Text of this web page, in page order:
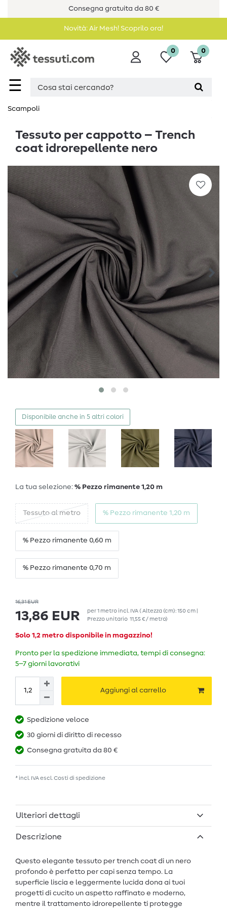
Consegna gratuita da 80 €
Novità: Air Mesh! Scoprilo ora!
☰
0 0
Scampoli
Tessuto per cappotto – Trench
coat idrorepellente nero
Disponibile anche in 5 altri colori
La tua selezione: % Pezzo rimanente 1,20 m
Tessuto al metro % Pezzo rimanente 1,20 m
% Pezzo rimanente 0,60 m
% Pezzo rimanente 0,70 m
16,31 EUR
13,86 EUR per1 metroincl. IVA( Altezza (cm): 150 cm |
Prezzo unitario 11,55 € / metro)
Solo 1,2 metro disponibile in magazzino!
Pronto per la spedizione immediata, tempi di consegna:
5–7 giorni lavorativi
Aggiungi al carrello
Spedizione veloce
30 giorni di diritto di recesso
Consegna gratuita da 80 €
* incl. IVA escl. Costi di spedizione
Ulteriori dettagli
Descrizione
Questo elegante tessuto per trench coat di un nero
profondo è perfetto per capi senza tempo. La
superficie liscia e leggermente lucida dona ai tuoi
progetti di cucito un aspetto raffinato e moderno,
mentre il trattamento idrorepellente ti protegge